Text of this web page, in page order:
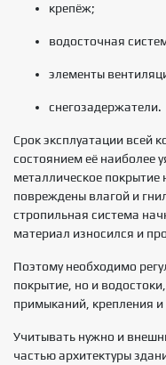
крепёж;
водосточная
элементы
снегозадержатели.
Срок эксплуатации всей
состоянием её наиболее
металлическое покрытие
повреждены влагой и
стропильная система
материал износился и
Поэтому необходимо
покрытие, но и
примыканий, крепления
Учитывать нужно и
частью архитектуры